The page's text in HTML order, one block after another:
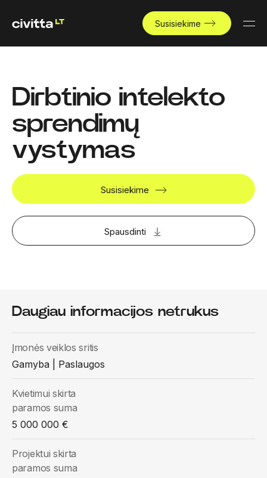
Susisiekime
Dirbtinio intelekto
sprendimų
vystymas
Susisiekime
Spausdinti
Daugiau informacijos netrukus
Įmonės veiklos sritis
Gamyba | Paslaugos
Kvietimui skirta
paramos suma
5 000 000 €
Projektui skirta
paramos suma